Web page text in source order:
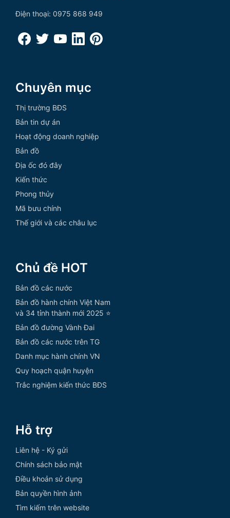
Điện thoại: 0975 868 949
Chuyên mục
Thị trường BĐS
Bản tin dự án
Hoạt động doanh nghiệp
Bản đồ
Địa ốc đó đây
Kiến thức
Phong thủy
Mã bưu chính
Thế giới và các châu lục
Chủ đề HOT
Bản đồ các nước
Bản đồ hành chính Việt Nam
và 34 tỉnh thành mới 2025 ⭐
Bản đồ đường Vành Đai
Bản đồ các nước trên TG
Danh mục hành chính VN
Quy hoạch quận huyện
Trắc nghiệm kiến thức BĐS
Hỗ trợ
Liên hệ - Ký gửi
Chính sách bảo mật
Điều khoản sử dụng
Bản quyền hình ảnh
Tìm kiếm trên website